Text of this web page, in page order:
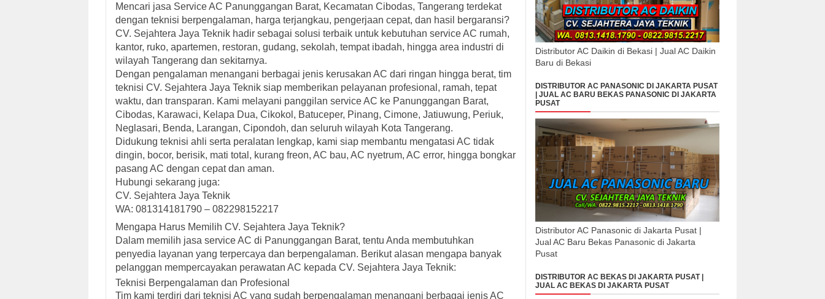
Mencari jasa Service AC Panunggangan Barat, Kecamatan Cibodas, Tangerang terdekat
dengan teknisi berpengalaman, harga terjangkau, pengerjaan cepat, dan hasil bergaransi?
CV. Sejahtera Jaya Teknik hadir sebagai solusi terbaik untuk kebutuhan service AC rumah,
kantor, ruko, apartemen, restoran, gudang, sekolah, tempat ibadah, hingga area industri di
wilayah Tangerang dan sekitarnya.
Dengan pengalaman menangani berbagai jenis kerusakan AC dari ringan hingga berat, tim
teknisi CV. Sejahtera Jaya Teknik siap memberikan pelayanan profesional, ramah, tepat
waktu, dan transparan. Kami melayani panggilan service AC ke Panunggangan Barat,
Cibodas, Karawaci, Kelapa Dua, Cikokol, Batuceper, Pinang, Cimone, Jatiuwung, Periuk,
Neglasari, Benda, Larangan, Cipondoh, dan seluruh wilayah Kota Tangerang.
Didukung teknisi ahli serta peralatan lengkap, kami siap membantu mengatasi AC tidak
dingin, bocor, berisik, mati total, kurang freon, AC bau, AC nyetrum, AC error, hingga bongkar
pasang AC dengan cepat dan aman.
Hubungi sekarang juga:
CV. Sejahtera Jaya Teknik
WA: 081314181790 – 082298152217
Mengapa Harus Memilih CV. Sejahtera Jaya Teknik?
Dalam memilih jasa service AC di Panunggangan Barat, tentu Anda membutuhkan
penyedia layanan yang terpercaya dan berpengalaman. Berikut alasan mengapa banyak
pelanggan mempercayakan perawatan AC kepada CV. Sejahtera Jaya Teknik:
Teknisi Berpengalaman dan Profesional
Tim kami terdiri dari teknisi AC yang sudah berpengalaman menangani berbagai jenis AC
Distributor AC Daikin di Bekasi | Jual AC Daikin
Baru di Bekasi
DISTRIBUTOR AC PANASONIC DI JAKARTA PUSAT
| JUAL AC BARU BEKAS PANASONIC DI JAKARTA
PUSAT
Distributor AC Panasonic di Jakarta Pusat |
Jual AC Baru Bekas Panasonic di Jakarta
Pusat
DISTRIBUTOR AC BEKAS DI JAKARTA PUSAT |
JUAL AC BEKAS DI JAKARTA PUSAT